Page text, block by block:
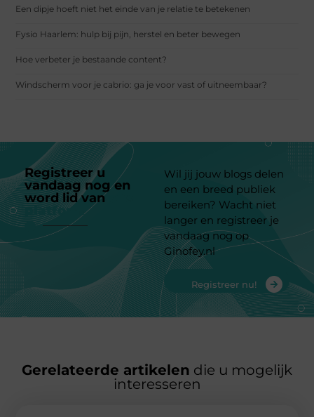
Een dipje hoeft niet het einde van je relatie te betekenen
Fysio Haarlem: hulp bij pijn, herstel en beter bewegen
Hoe verbeter je bestaande content?
Windscherm voor je cabrio: ga je voor vast of uitneembaar?
Registreer u
vandaag nog en
word lid van
platform
Wil jij jouw blogs delen
en een breed publiek
bereiken? Wacht niet
langer en registreer je
vandaag nog op
Ginofey.nl
Registreer nu!
Gerelateerde artikelen die u mogelijk
interesseren